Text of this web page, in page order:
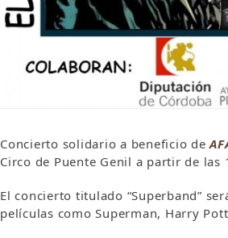
Concierto solidario a beneficio de
Circo de Puente Genil a partir de las
El concierto titulado “Superband”
películas como Superman, Harry